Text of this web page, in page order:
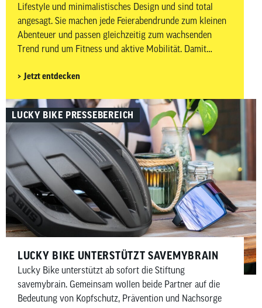
Lifestyle und minimalistisches Design und sind total
angesagt. Sie machen jede Feierabendrunde zum kleinen
Abenteuer und passen gleichzeitig zum wachsenden
Trend rund um Fitness und aktive Mobilität. Damit
komfortabel sind, kommt es neben dem passenden Bike
zeigen wir dir, welches Rennrad-Zubehör wirklich
sinnvoll ist – aufgeteilt in Must-haves und Nice-to-haves
für Fahrer, Bike sowie Wartung und Pflege.
Jetzt entdecken
LUCKY BIKE PRESSEBEREICH
LUCKY BIKE UNTERSTÜTZT SAVEMYBRAIN​
Lucky Bike unterstützt ab sofort die Stiftung
savemybrain. Gemeinsam wollen beide Partner auf die
Bedeutung von Kopfschutz, Prävention und Nachsorge